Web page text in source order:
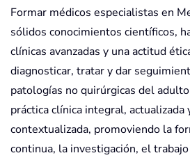
Formar médicos especialistas en
sólidos conocimientos científicos,
clínicas avanzadas y una actitud
diagnosticar, tratar y dar
patologías no quirúrgicas del
práctica clínica integral, actualizada
contextualizada, promoviendo la
continua, la investigación, el trabajo